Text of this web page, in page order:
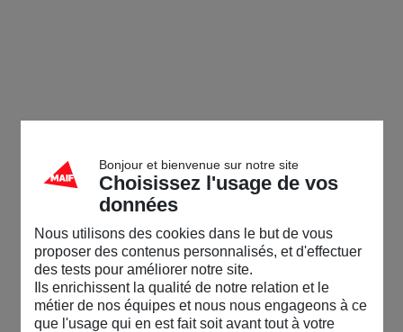
Bonjour et bienvenue sur notre site
Choisissez l'usage de vos
données
Nous utilisons des cookies dans le but de vous
proposer des contenus personnalisés, et d'effectuer
des tests pour améliorer notre site.
Ils enrichissent la qualité de notre relation et le
métier de nos équipes et nous nous engageons à ce
que l'usage qui en est fait soit avant tout à votre